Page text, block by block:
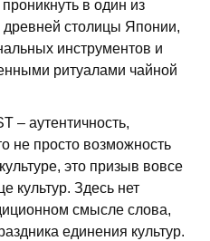
в один из
столицы Японии,
инструментов и
ритуалами чайной
– аутентичность,
не просто возможность
это призыв вовсе
культур. Здесь нет
смысле слова,
единения культур.